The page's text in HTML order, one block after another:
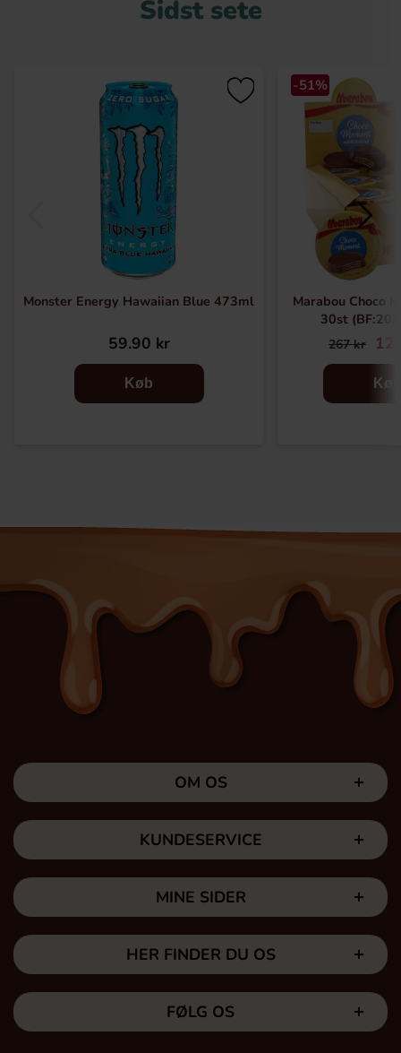
Sidst sete
Monster Energy Hawaiian Blue 473ml
59.90 kr
Køb
-51%
Marabou Choco
30st
267 kr
Køb
OM OS
KUNDESERVICE
MINE SIDER
HER FINDER DU OS
FØLG OS